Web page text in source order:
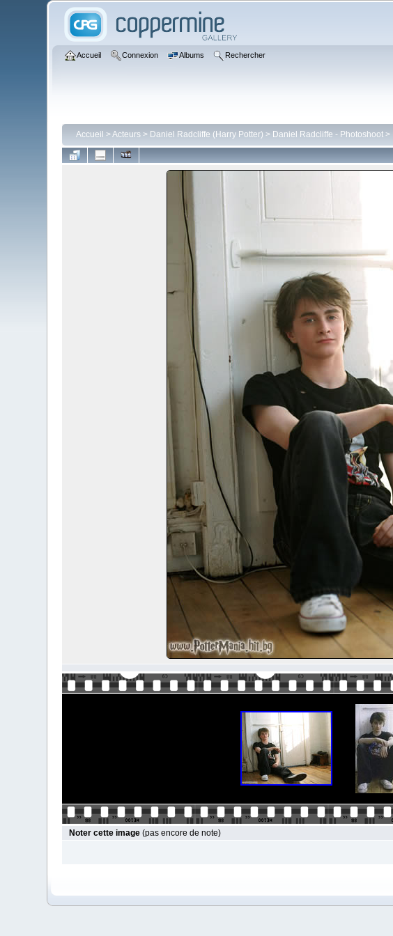
Accueil Connexion Albums Rechercher
Accueil >Acteurs> Daniel Radcliffe (Harry Potter) > Daniel Radcliffe - Photoshoot>
Noter cette image (pas encore de note)